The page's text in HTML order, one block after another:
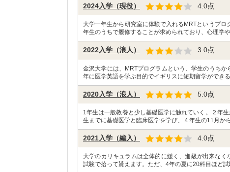
2024入学（現役） 4.0点
大学一年生から研究室に体験で入れるMRTというプ
年生のうちで履修することが求められており、心理学
2022入学（浪人） 3.0点
金沢大学には、MRTプログラムという、学生のうち
年に医学英語を学ぶ目的でイギリスに短期留学ができ
2020入学（浪人） 5.0点
1年生は一般教養と少し基礎医学に触れていく。２年
生までに基礎医学と臨床医学を学び、４年生の11月か
2021入学（編入） 4.0点
大学のカリキュラムは全体的に緩く、進級が出来な
試験で拾って貰えます。ただ、4年の夏に20科目ほど